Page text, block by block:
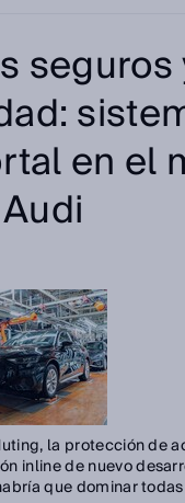
seguros
en el
la protección de
inline de nuevo
que dominar todas